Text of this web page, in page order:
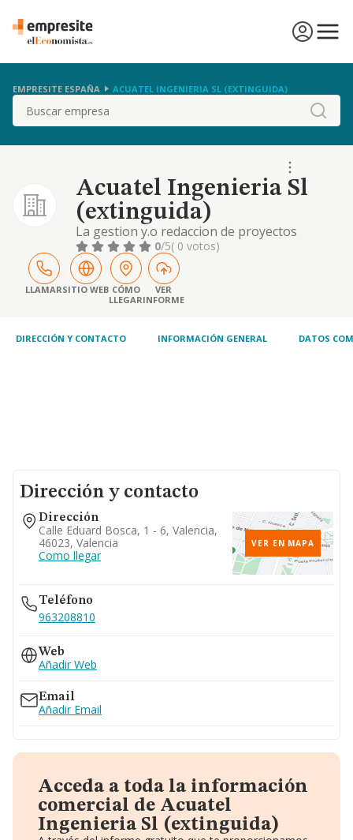
EMPRESITE ESPAÑA ACUATEL INGENIERIA SL (EXTINGUIDA)
Buscar
Acuatel Ingenieria Sl
(extinguida)
La gestion y.o redaccion de proyectos
tecnicos de ingenieria de cualquier
naturaleza y la ejecucion de trabajos de
ingenieria desarrollados a traves de
profesionales con titulacion, asi como los
servicios de montaje. ins
0/5( 0 votos)
LLAMARSITIO WEB CÓMO
LLEGAR
VER
INFORME
DIRECCIÓN Y CONTACTO INFORMACIÓN GENERAL DATOS
Dirección y contacto
Dirección
Calle Eduard Bosca, 1 - 6, Valencia,
46023, Valencia
Como llegar
VER EN MAPA
Teléfono
963208810
Web
Añadir Web
Email
Añadir Email
Acceda a toda la información
comercial de Acuatel
Ingenieria Sl (extinguida)